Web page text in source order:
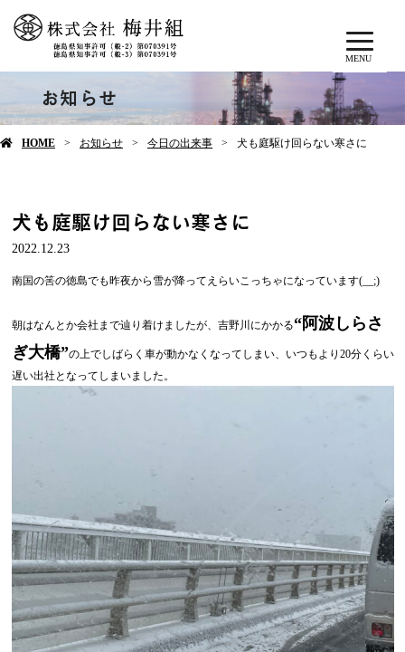
MENU
お知らせ
HOME お知らせ 今日の出来事 犬も庭駆け回らない寒さに
犬も庭駆け回らない寒さに
2022.12.23
南国の筈の徳島でも昨夜から雪が降ってえらいこっちゃになっています(__;)
朝はなんとか会社まで辿り着けましたが、吉野川にかかる“阿波しらさ
ぎ大橋”の上でしばらく車が動かなくなってしまい、いつもより20分くらい
遅い出社となってしまいました。